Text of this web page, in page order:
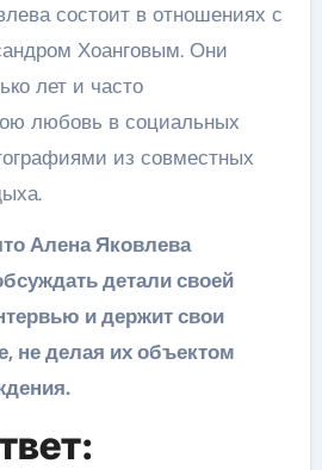
состоит в отношениях с
Хоанговым. Они
лет и часто
любовь в социальных
из совместных
Алена Яковлева
детали своей
и держит свои
не делая их объектом